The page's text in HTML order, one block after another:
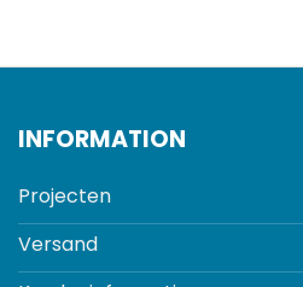
INFORMATION
Projecten
Versand